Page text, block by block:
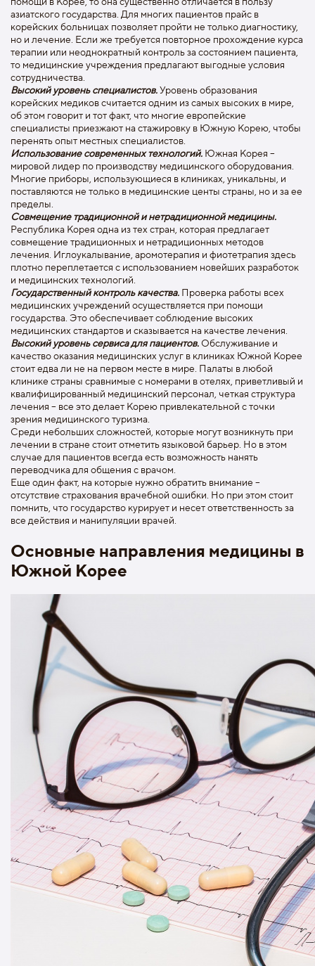
азиатского государства. Для многих пациентов прайс в
корейских больницах позволяет пройти не только диагностику,
но и лечение. Если же требуется повторное прохождение курса
терапии или неоднократный контроль за состоянием пациента,
то медицинские учреждения предлагают выгодные условия
сотрудничества.
Высокий уровень специалистов.Уровень образования
корейских медиков считается одним из самых высоких в мире,
об этом говорит и тот факт, что многие европейские
специалисты приезжают на стажировку в Южную Корею, чтобы
перенять опыт местных специалистов.
Использование современных технологий. Южная Корея –
мировой лидер по производству медицинского оборудования.
Многие приборы, использующиеся в клиниках, уникальны, и
поставляются не только в медицинские центы страны, но и за ее
пределы.
Совмещение традиционной и нетрадиционной медицины.
Республика Корея одна из тех стран, которая предлагает
совмещение традиционных и нетрадиционных методов
лечения. Иглоукалывание, аромотерапия и фиотетрапия здесь
плотно переплетается с использованием новейших разработок
и медицинских технологий.
Государственный контроль качества. Проверка работы всех
медицинских учреждений осуществляется при помощи
государства. Это обеспечивает соблюдение высоких
медицинских стандартов и сказывается на качестве лечения.
Высокий уровень сервиса для пациентов.Обслуживание и
качество оказания медицинских услуг в клиниках Южной Корее
стоит едва ли не на первом месте в мире. Палаты в любой
клинике страны сравнимые с номерами в отелях, приветливый и
квалифицированный медицинский персонал, четкая структура
лечения – все это делает Корею привлекательной с точки
зрения медицинского туризма.
Среди небольших сложностей, которые могут возникнуть при
лечении в стране стоит отметить языковой барьер. Но в этом
случае для пациентов всегда есть возможность нанять
переводчика для общения с врачом.
Еще один факт, на которые нужно обратить внимание –
отсутствие страхования врачебной ошибки. Но при этом стоит
помнить, что государство курирует и несет ответственность за
все действия и манипуляции врачей.
Основные направления медицины в
Южной Корее